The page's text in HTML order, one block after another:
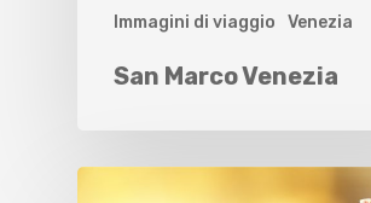
Immagini di viaggio Venezia
San Marco Venezia